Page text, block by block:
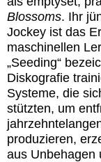
Blossoms. Ihr
Jockey ist das
maschinellen
„Seeding“
Diskografie
Systeme, die
stützten, um
produzieren,
aus Unbehagen